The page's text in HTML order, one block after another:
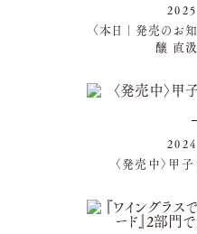
〈本日｜発売のお
醸 直
〈発売中〉甲